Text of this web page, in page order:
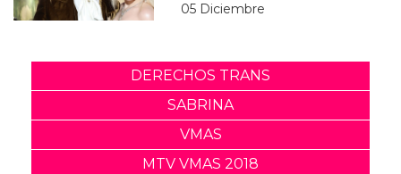
05 Diciembre
DERECHOS TRANS
SABRINA
VMAS
MTV VMAS 2018